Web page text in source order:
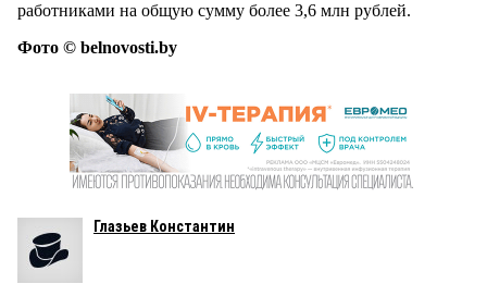
работниками на общую сумму более 3,6 млн рублей.
Фото © belnovosti.by
Глазьев Константин